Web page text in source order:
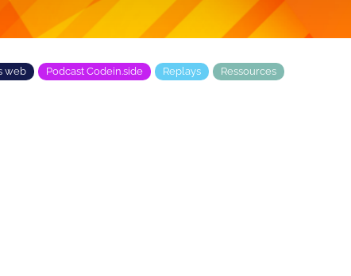
web Podcast Codein.side Replays Ressources